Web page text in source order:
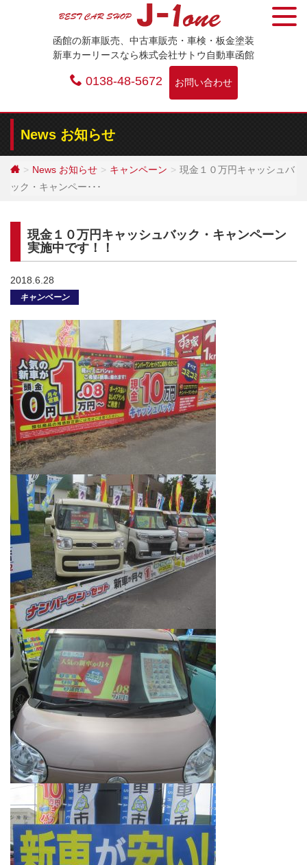
函館の新車販売、中古車販売・車検・板金塗装
新車カーリースなら株式会社サトウ自動車函館
0138-48-5672 お問い合わせ
News お知らせ
News お知らせ キャンペーン
現金１０万円キャッシュバ
ック・キャンペー･･･
現金１０万円キャッシュバック・キャンペーン
実施中です！！
2018.6.28
キャンペーン